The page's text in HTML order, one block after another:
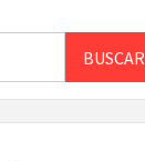
BUSCAR